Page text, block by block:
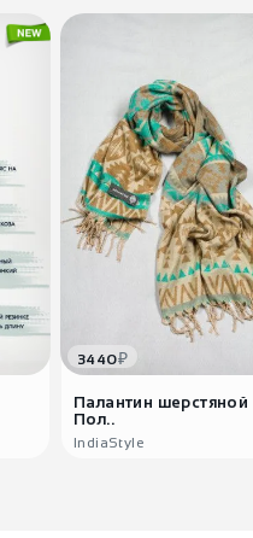
3440₽
Палантин шерстяной
Пол..
IndiaStyle